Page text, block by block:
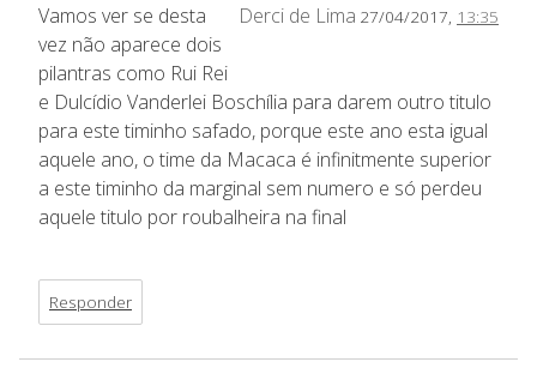
Derci de Lima 27/04/2017, 13:35
Vamos ver se desta
vez não aparece dois
pilantras como Rui Rei
e Dulcídio Vanderlei Boschília para darem outro titulo
para este timinho safado, porque este ano esta igual
aquele ano, o time da Macaca é infinitmente superior
a este timinho da marginal sem numero e só perdeu
aquele titulo por roubalheira na final
Responder